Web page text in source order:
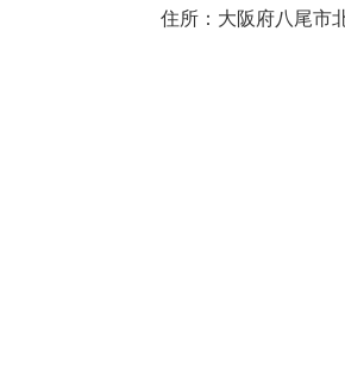
住所：大阪府八尾市